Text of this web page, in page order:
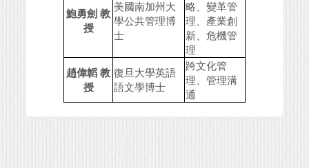
鮑勇劍 教
授
美國南加州大
學公共管理博
士
略、變革管
理、產業創
新、危機管
理
趙偉韜 教
授
復旦大學英語
語文學博士
跨文化管
理、管理溝
通